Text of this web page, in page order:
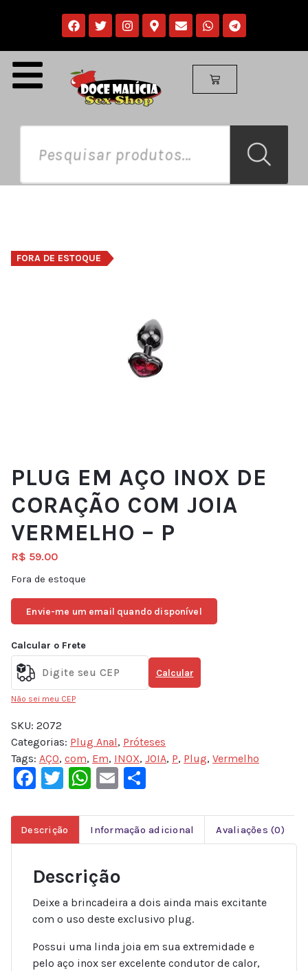
FORA DE ESTOQUE
PLUG EM AÇO INOX DE
CORAÇÃO COM JOIA
VERMELHO – P
R$ 59.00
Fora de estoque
Envie-me um email quando disponível
Calcular o Frete
Calcular
Não sei meu CEP
SKU: 2072
Categorias: Plug Anal, Próteses
Tags: AÇO, com, Em, INOX, JOIA, P, Plug, Vermelho
Facebook
Twitter
WhatsApp
Email
Descrição Informação adicional Avaliações (0)
Descrição
Deixe a brincadeira a dois ainda mais excitante
com o uso deste exclusivo plug.
Possui uma linda joia em sua extremidade e
pelo aço inox ser excelente condutor de calor,